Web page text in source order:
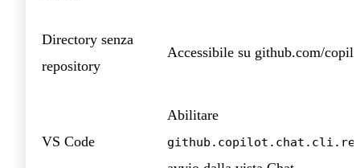
Directory senza
repository
Accessibile su github.com/
VS Code
Abilitare